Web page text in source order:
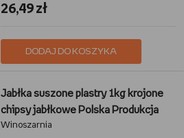
26,49 zł
DODAJ DO KOSZYKA
Jabłka suszone plastry 1kg krojone
chipsy jabłkowe Polska Produkcja
Winoszarnia